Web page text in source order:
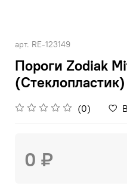
арт. RE-123149
Пороги Zodiak
(Стеклопластик)
(0)
0 ₽